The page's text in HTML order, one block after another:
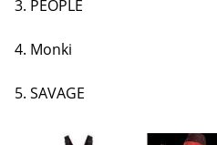
3. PEOPLE
4. Monki
5. SAVAGE